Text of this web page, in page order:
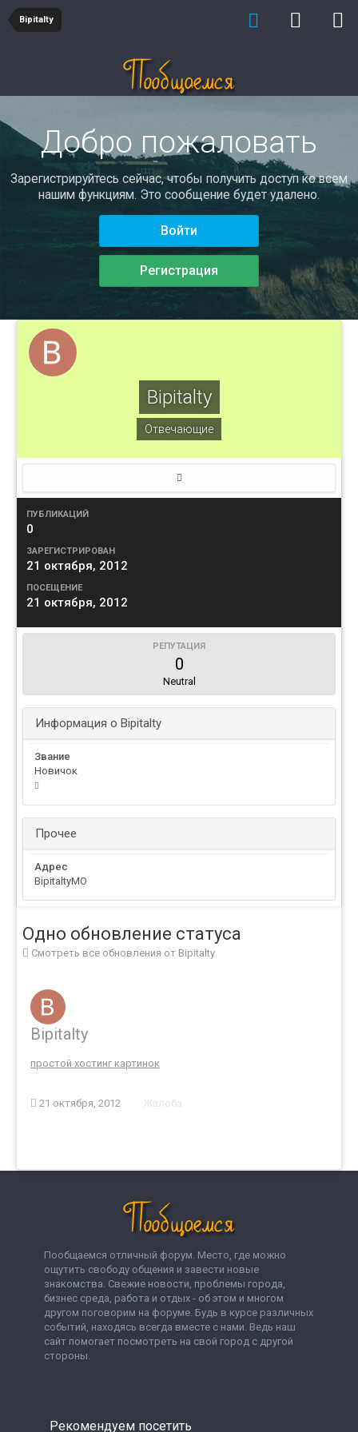
Bipitalty
Добро пожаловать
Зарегистрируйтесь сейчас, чтобы получить доступ ко всем
нашим функциям. Это сообщение будет удалено.
Войти
Регистрация
Bipitalty
Отвечающие
ПУБЛИКАЦИЙ
0
ЗАРЕГИСТРИРОВАН
21 октября, 2012
ПОСЕЩЕНИЕ
21 октября, 2012
РЕПУТАЦИЯ
0
Neutral
Информация о Bipitalty
Звание
Новичок
Прочее
Адрес
BipitaltyMO
Одно обновление статуса
Смотреть все обновления от Bipitalty
Bipitalty
простой хостинг картинок
21 октября, 2012 Жалоба
Пообщаемся отличный форум. Место, где можно
ощутить свободу общения и завести новые
знакомства. Свежие новости, проблемы города,
бизнес среда, работа и отдых - об этом и многом
другом поговорим на форуме. Будь в курсе различных
событий, находясь всегда вместе с нами. Ведь наш
сайт помогает посмотреть на свой город с другой
стороны.
Рекомендуем посетить